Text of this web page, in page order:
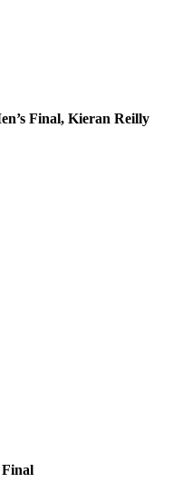
Final, Kieran Reilly
Final